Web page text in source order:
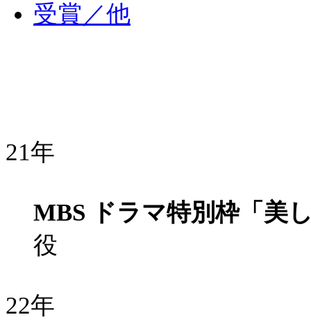
受賞／他
21年
MBS ドラマ特別枠「美
役
22年